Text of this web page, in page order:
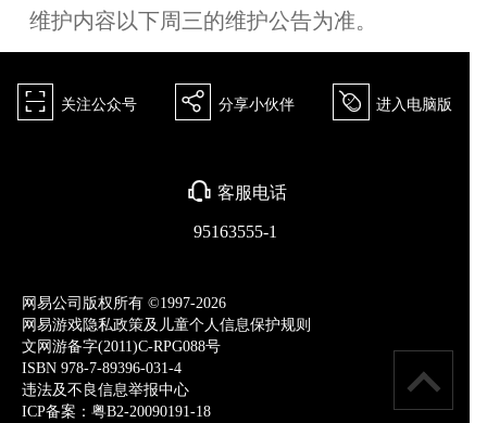
维护内容以下周三的维护公告为准。
򰀁 关注公众号 򰀂 分享小伙伴 򰀄 进入电脑版
򰀃 客服电话
95163555-1
网易公司版权所有 ©1997-2026
网易游戏隐私政策及儿童个人信息保护规则
文网游备字(2011)C-RPG088号
ISBN 978-7-89396-031-4
违法及不良信息举报中心
ICP备案：粤B2-20090191-18